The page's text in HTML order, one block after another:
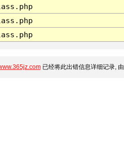
已经将此出错信息详细记录,